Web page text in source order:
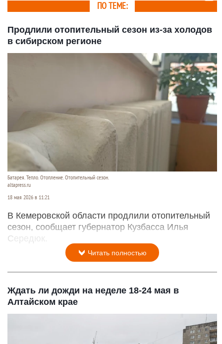
ПО ТЕМЕ:
Продлили отопительный сезон из-за холодов
в сибирском регионе
Батарея. Тепло. Отопление. Отопительный сезон.
altapress.ru
18 мая 2026 в 11:21
В Кемеровской области продлили отопительный
сезон, сообщает губернатор Кузбасса Илья
Середюк.
Читать полностью
Ждать ли дожди на неделе 18-24 мая в
Алтайском крае